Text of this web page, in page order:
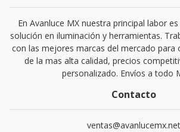
En Avanluce MX nuestra principal labor
solución en iluminación y herramientas.
con las mejores marcas del mercado para
de la mas alta calidad, precios
personalizado. Envíos a todo
Contacto
ventas@avanlucemx.net